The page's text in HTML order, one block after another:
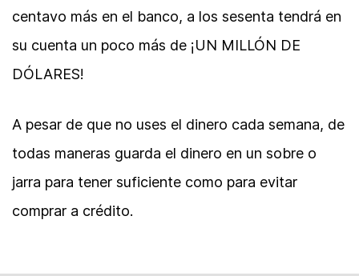
centavo más en el banco, a los sesenta tendrá en
su cuenta un poco más de ¡UN MILLÓN DE
DÓLARES!
A pesar de que no uses el dinero cada semana, de
todas maneras guarda el dinero en un sobre o
jarra para tener suficiente como para evitar
comprar a crédito.